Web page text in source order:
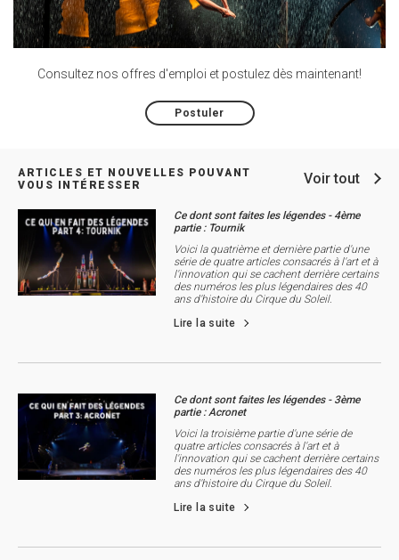
Consultez nos offres d'emploi et postulez dès maintenant!
Postuler
ARTICLES ET NOUVELLES POUVANT
VOUS INTÉRESSER
Voir tout
Ce dont sont faites les légendes - 4ème
partie : Tournik
Voici la quatrième et dernière partie d'une
série de quatre articles consacrés à l'art et à
l'innovation qui se cachent derrière certains
des numéros les plus légendaires des 40
ans d'histoire du Cirque du Soleil.
Lire la suite
Ce dont sont faites les légendes - 3ème
partie : Acronet
Voici la troisième partie d'une série de
quatre articles consacrés à l'art et à
l'innovation qui se cachent derrière certains
des numéros les plus légendaires des 40
ans d'histoire du Cirque du Soleil.
Lire la suite